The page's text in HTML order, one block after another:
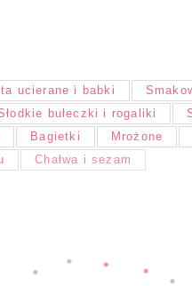
ucierane i babki
bułeczki i rogaliki
Bagietki
Mrożone
Chałwa i sezam